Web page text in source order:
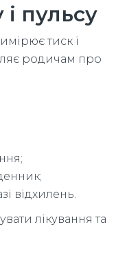
пульсу
тиск і
родичам про
відхилень.
лікування та